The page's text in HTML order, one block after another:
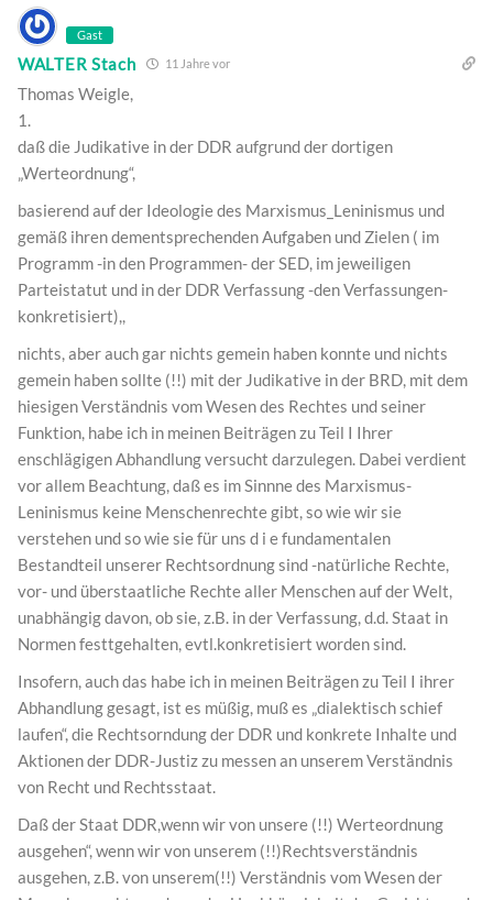
Gast
WALTER Stach 11 Jahre vor
Thomas Weigle,
1.
daß die Judikative in der DDR aufgrund der dortigen
„Werteordnung“,
basierend auf der Ideologie des Marxismus_Leninismus und
gemäß ihren dementsprechenden Aufgaben und Zielen ( im
Programm -in den Programmen- der SED, im jeweiligen
Parteistatut und in der DDR Verfassung -den Verfassungen-
konkretisiert),,
nichts, aber auch gar nichts gemein haben konnte und nichts
gemein haben sollte (!!) mit der Judikative in der BRD, mit dem
hiesigen Verständnis vom Wesen des Rechtes und seiner
Funktion, habe ich in meinen Beiträgen zu Teil I Ihrer
enschlägigen Abhandlung versucht darzulegen. Dabei verdient
vor allem Beachtung, daß es im Sinnne des Marxismus-
Leninismus keine Menschenrechte gibt, so wie wir sie
verstehen und so wie sie für uns d i e fundamentalen
Bestandteil unserer Rechtsordnung sind -natürliche Rechte,
vor- und überstaatliche Rechte aller Menschen auf der Welt,
unabhängig davon, ob sie, z.B. in der Verfassung, d.d. Staat in
Normen festtgehalten, evtl.konkretisiert worden sind.
Insofern, auch das habe ich in meinen Beiträgen zu Teil I ihrer
Abhandlung gesagt, ist es müßig, muß es „dialektisch schief
laufen“, die Rechtsorndung der DDR und konkrete Inhalte und
Aktionen der DDR-Justiz zu messen an unserem Verständnis
von Recht und Rechtsstaat.
Daß der Staat DDR,wenn wir von unsere (!!) Werteordnung
ausgehen“, wenn wir von unserem (!!)Rechtsverständnis
ausgehen, z.B. von unserem(!!) Verständnis vom Wesen der